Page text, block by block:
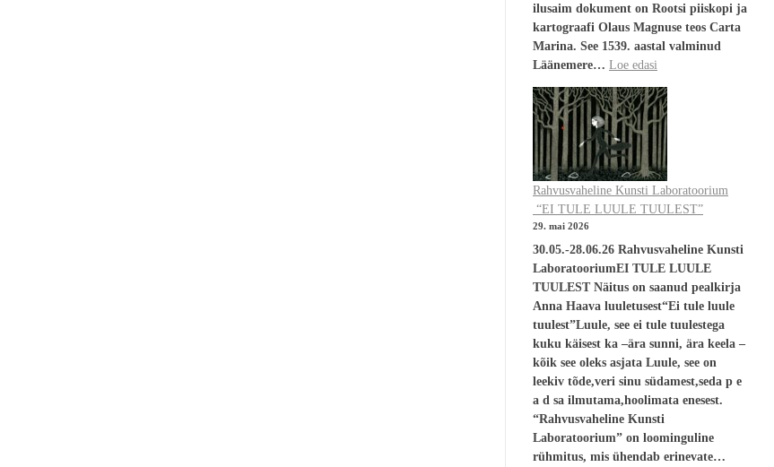
ilusaim dokument on Rootsi piiskopi ja
kartograafi Olaus Magnuse teos Carta
Marina. See 1539. aastal valminud
Läänemere… Loe edasi
Rahvusvaheline Kunsti Laboratoorium
“EI TULE LUULE TUULEST”
29. mai 2026
30.05.-28.06.26 Rahvusvaheline Kunsti
LaboratooriumEI TULE LUULE
TUULEST Näitus on saanud pealkirja
Anna Haava luuletusest“Ei tule luule
tuulest”Luule, see ei tule tuulestega
kuku käisest ka –ära sunni, ära keela –
kõik see oleks asjata Luule, see on
leekiv tõde,veri sinu südamest,seda p e
a d sa ilmutama,hoolimata enesest.
“Rahvusvaheline Kunsti
Laboratoorium” on loominguline
rühmitus, mis ühendab erinevate…